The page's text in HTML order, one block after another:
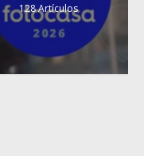
128 Artículos